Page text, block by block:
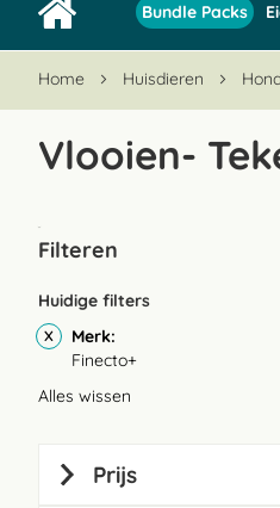
Bundle Packs
Home Huisdieren
Vlooien-
Filteren
Huidige filters
Merk
Finecto+
Alles wissen
Prijs